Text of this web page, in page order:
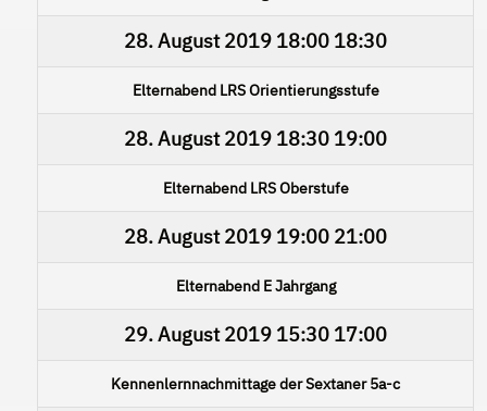
28. August 2019 18:00 18:30
Elternabend LRS Orientierungsstufe
28. August 2019 18:30 19:00
Elternabend LRS Oberstufe
28. August 2019 19:00 21:00
Elternabend E Jahrgang
29. August 2019 15:30 17:00
Kennenlernnachmittage der Sextaner 5a-c